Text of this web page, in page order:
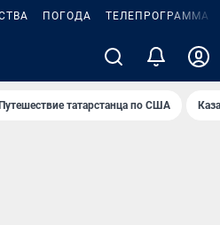
ПОГОДА ТЕЛЕПРОГРАММА
Путешествие татарстанца по США